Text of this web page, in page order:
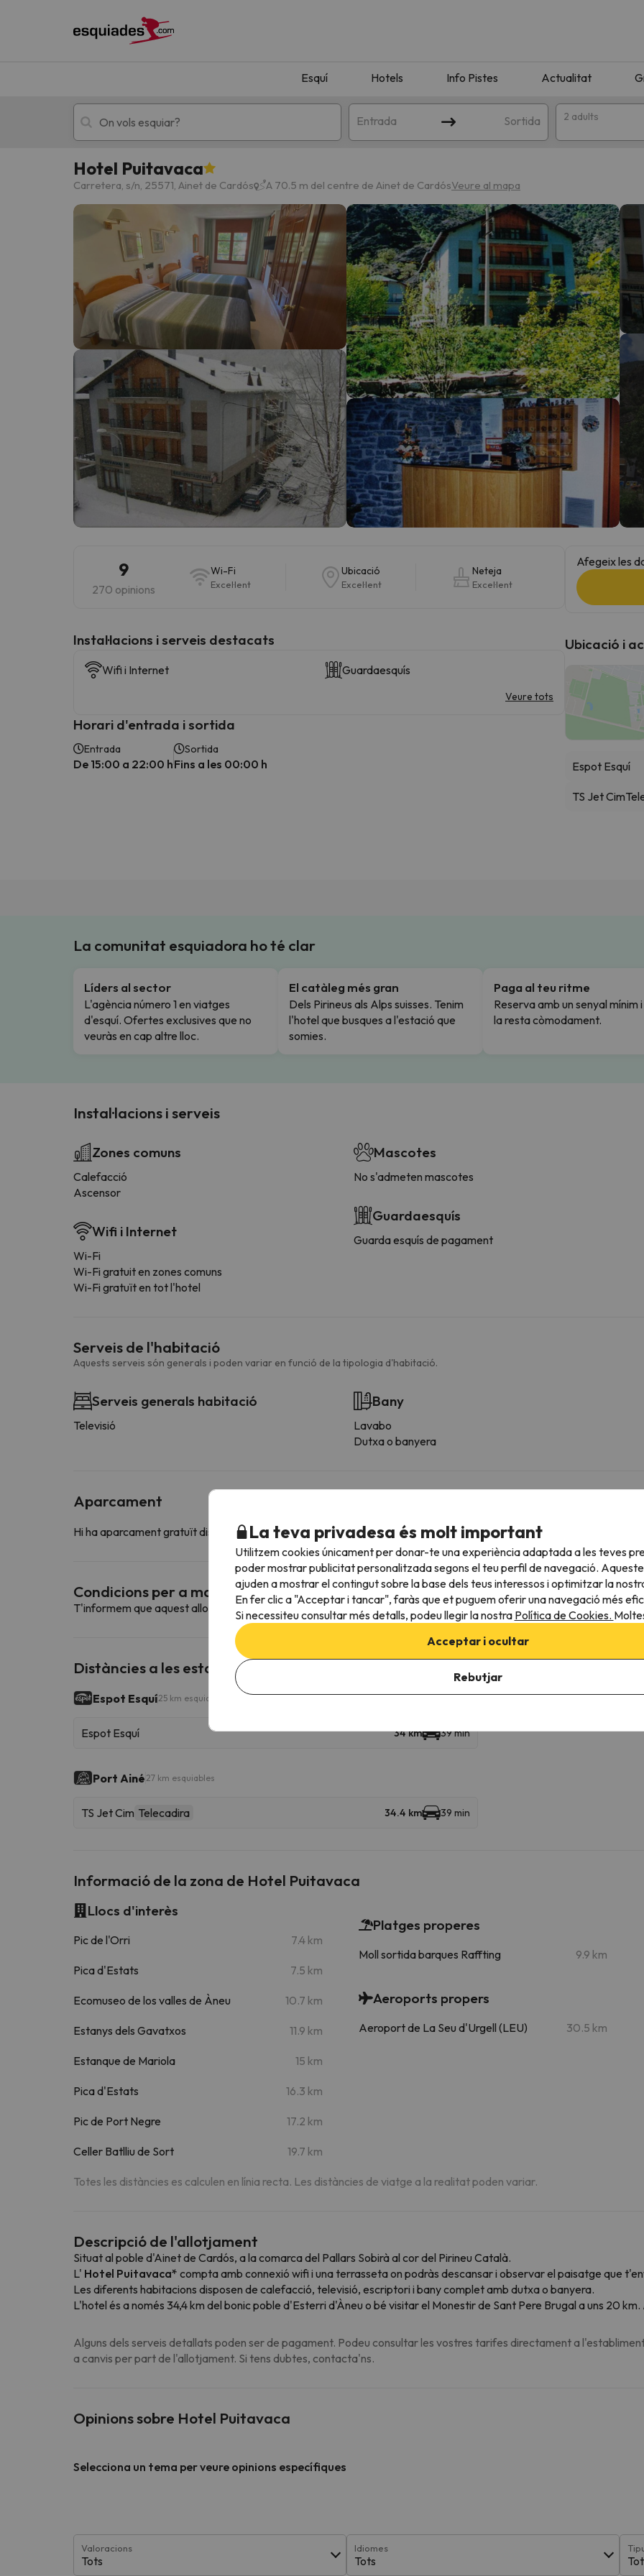
Esquí Hotels Info Pistes Actualitat
Entrada Sortida 2 adults
Esquí Escapades
!Vaja! No hem trobat resultats que coincideixin amb la teva cerca. Intenteu modificar la destinació.
Vaja! Sembla que el nostre cercador ha perdut el nord. Quan trobi la seva brúixola torna.
Hotel Puitavaca
Carretera, s/n, 25571, Ainet de Cardós A 70.5 m del centre de Ainet de CardósVeure al mapa
9
270 opinions
Wi-Fi
Excel·lent
Ubicació
Excel·lent
Neteja
Excel·lent
Instal·lacions i serveis destacats
Wifi i Internet Guardaesquís
Veure tots
Horari d'entrada i sortida
Entrada
De 15:00 a 22:00 h
Sortida
Fins a les 00:00 h
Afegeix les
Ubicació i
Espot Esquí
TS Jet Cim
La comunitat esquiadora ho té clar
Líders al sector
L'agència número 1 en viatges
d'esquí. Ofertes exclusives que no
veuràs en cap altre lloc.
El catàleg més gran
Dels Pirineus als Alps suisses. Tenim
l'hotel que busques a l'estació que
somies.
Paga al teu ritme
Reserva amb un senyal mínim
la resta còmodament.
Instal·lacions i serveis
Zones comuns
Calefacció
Ascensor
Wifi i Internet
Wi-Fi
Wi-Fi gratuit en zones comuns
Wi-Fi gratuït en tot l'hotel
Mascotes
No s'admeten mascotes
Guardaesquís
Guarda esquís de pagament
Serveis de l'habitació
Aquests serveis són generals i poden variar en funció de la tipologia d'habitació.
Serveis generals habitació
Televisió
Bany
Lavabo
Dutxa o banyera
Aparcament
Hi ha aparcament gratuït disponible en els voltants de l'allotjament
Condicions per a mascotes
T'informem que aquest allotjament no admet mascotes.
Distàncies a les estacions d'esquí properes
Espot Esquí25 km esquiables
Espot Esquí 34 km 39 min
Port Ainé 27 km esquiables
TS Jet Cim Telecadira 34.4 km 39 min
Informació de la zona de Hotel Puitavaca
Llocs d'interès
Pic de l'Orri 7.4 km
Pica d'Estats 7.5 km
Ecomuseo de los valles de Àneu 10.7 km
Estanys dels Gavatxos 11.9 km
Estanque de Mariola 15 km
Pica d'Estats 16.3 km
Pic de Port Negre 17.2 km
Celler Batlliu de Sort 19.7 km
Platges properes
Moll sortida barques Raffting 9.9 km
Aeroports propers
Aeroport de La Seu d'Urgell (LEU) 30.5 km
Totes les distàncies es calculen en línia recta. Les distàncies de viatge a la realitat poden variar.
Descripció de l'allotjament
Situat al poble d'Ainet de Cardós, a la comarca del Pallars Sobirà al cor del Pirineu Català.
L' Hotel Puitavaca* compta amb connexió wifi i una terrasseta on podràs descansar i observar el paisatge que
Les diferents habitacions disposen de calefacció, televisió, escriptori i bany complet amb dutxa o banyera.
L'hotel és a només 34,4 km del bonic poble d'Esterri d'Àneu o bé visitar el Monestir de Sant Pere Brugal a uns 20
Alguns dels serveis detallats poden ser de pagament. Podeu consultar les vostres tarifes directament a
a canvis per part de l'allotjament. Si tens dubtes, contacta'ns.
Opinions sobre Hotel Puitavaca
Selecciona un tema per veure opinions específiques
Valoracions
Tots
Idiomes
Tots
La teva privadesa és molt important
Utilitzem cookies únicament per donar-te una experiència adaptada a les teves
poder mostrar publicitat personalitzada segons el teu perfil de navegació.
ajuden a mostrar el contingut sobre la base dels teus interessos i optimitzar la
En fer clic a "Acceptar i tancar", faràs que et puguem oferir una navegació més
Si necessiteu consultar més detalls, podeu llegir la nostra Política de Cookies.
Acceptar i ocultar
Rebutjar